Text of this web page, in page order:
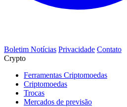
Boletim Notícias Privacidade Contato
Crypto
Ferramentas Criptomoedas
Criptomoedas
Trocas
Mercados de previsão